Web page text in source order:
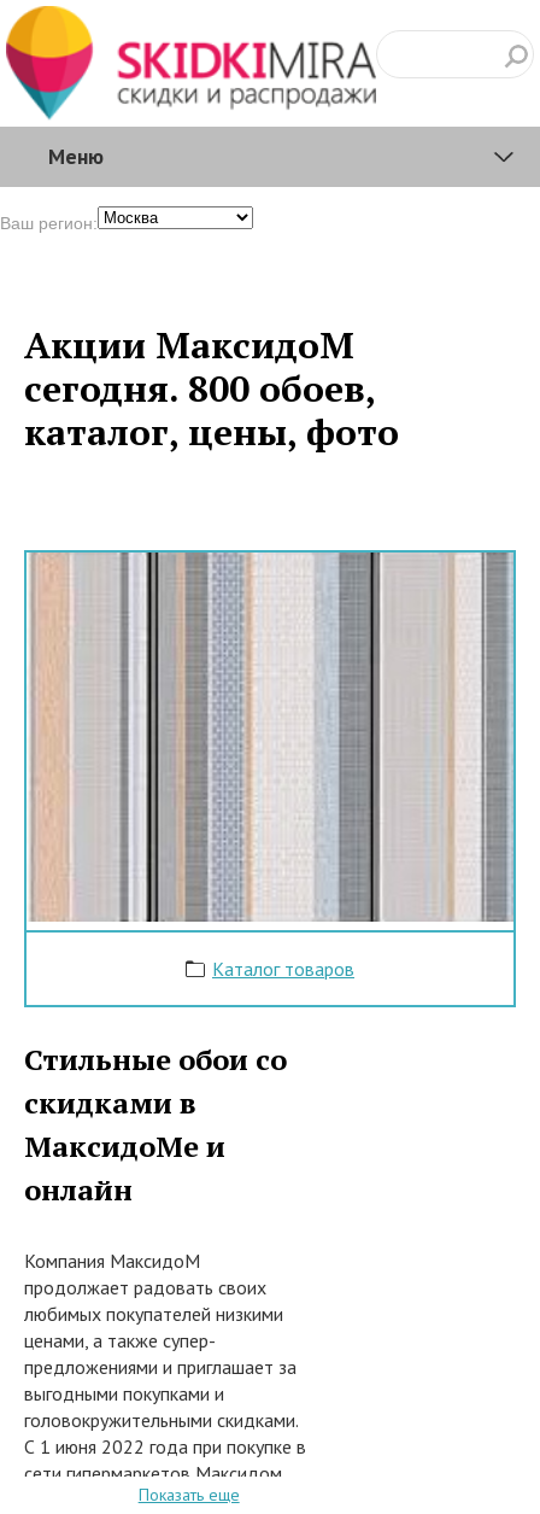
Меню
Ваш регион:
Акции МаксидоМ
сегодня. 800 обоев,
каталог, цены, фото
Каталог товаров
Стильные обои со
скидками в
МаксидоМе и
онлайн
Компания МаксидоМ
продолжает радовать своих
любимых покупателей низкими
ценами, а также супер-
предложениями и приглашает за
выгодными покупками и
головокружительными скидками.
С 1 июня 2022 года при покупке в
сети гипермаркетов Максидом,
или заказе из каталога на сайте
Показать еще